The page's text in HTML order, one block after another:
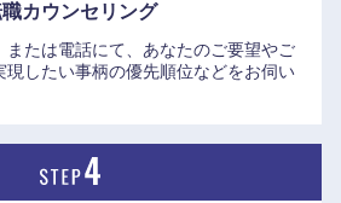
カウンセリング
または電話にて、あなたのご要望やご
現したい事柄の優先順位などをお伺い